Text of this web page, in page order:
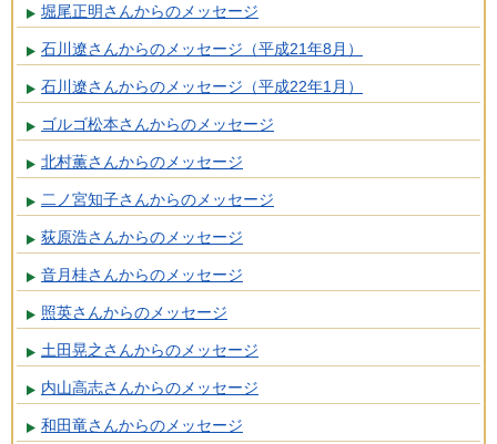
堀尾正明さんからのメッセージ
石川遼さんからのメッセージ（平成21年8月）
石川遼さんからのメッセージ（平成22年1月）
ゴルゴ松本さんからのメッセージ
北村薫さんからのメッセージ
二ノ宮知子さんからのメッセージ
荻原浩さんからのメッセージ
音月桂さんからのメッセージ
照英さんからのメッセージ
土田晃之さんからのメッセージ
内山高志さんからのメッセージ
和田竜さんからのメッセージ